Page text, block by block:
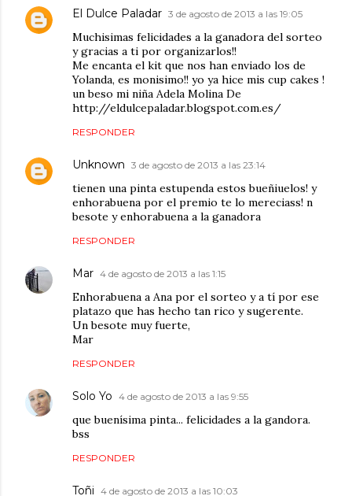
El Dulce Paladar 3 de agosto de 2013 a las 19:05
Muchisimas felicidades a la ganadora del sorteo
y gracias a ti por organizarlos!!
Me encanta el kit que nos han enviado los de
Yolanda, es monisimo!! yo ya hice mis cup cakes !
un beso mi niña Adela Molina De
http://eldulcepaladar.blogspot.com.es/
RESPONDER
Unknown 3 de agosto de 2013 a las 23:14
tienen una pinta estupenda estos bueñiuelos! y
enhorabuena por el premio te lo mereciass! n
besote y enhorabuena a la ganadora
RESPONDER
Mar 4 de agosto de 2013 a las 1:15
Enhorabuena a Ana por el sorteo y a tí por ese
platazo que has hecho tan rico y sugerente.
Un besote muy fuerte,
Mar
RESPONDER
Solo Yo 4 de agosto de 2013 a las 9:55
que buenísima pinta... felicidades a la gandora.
bss
RESPONDER
Toñi 4 de agosto de 2013 a las 10:03